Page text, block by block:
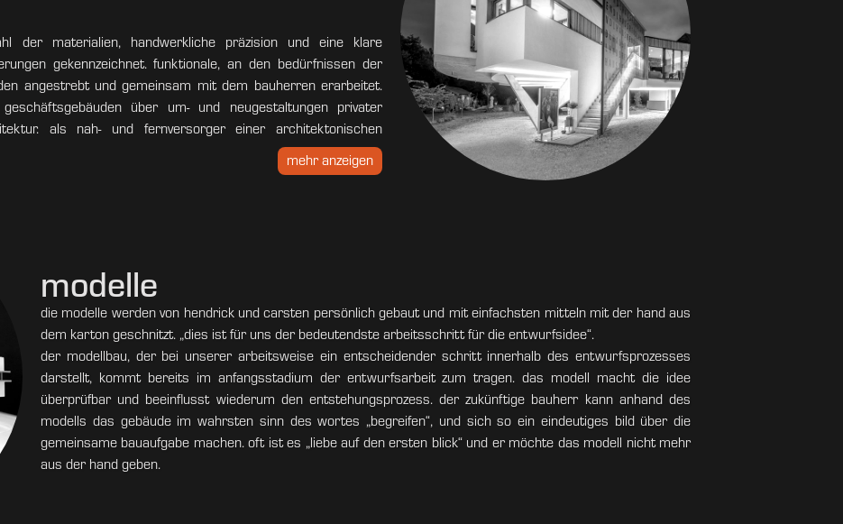
der materialien, handwerkliche präzision und eine klare
gekennzeichnet. funktionale, an den bedürfnissen der
angestrebt und gemeinsam mit dem bauherren erarbeitet.
über um- und neugestaltungen privater
als nah- und fernversorger einer architektonischen
und geduldig auf das gegebene ein und suchen die an
mit den politischen, wirtschaftlichen und städtebaulichen
mehr anzeigen
modelle
die modelle werden von hendrick und carsten persönlich gebaut und mit einfachsten mitteln mit der hand aus
dem karton geschnitzt. „dies ist für uns der bedeutendste arbeitsschritt für die entwurfsidee“.
der modellbau, der bei unserer arbeitsweise ein entscheidender schritt innerhalb des entwurfsprozesses
darstellt, kommt bereits im anfangsstadium der entwurfsarbeit zum tragen. das modell macht die idee
überprüfbar und beeinflusst wiederum den entstehungsprozess. der zukünftige bauherr kann anhand des
modells das gebäude im wahrsten sinn des wortes „begreifen“, und sich so ein eindeutiges bild über die
gemeinsame bauaufgabe machen. oft ist es „liebe auf den ersten blick“ und er möchte das modell nicht mehr
aus der hand geben.